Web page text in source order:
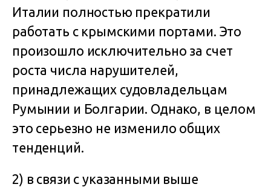
Италии полностью прекратили
работать с крымскими портами. Это
произошло исключительно за счет
роста числа нарушителей,
принадлежащих судовладельцам
Румынии и Болгарии. Однако, в целом
это серьезно не изменило общих
тенденций.
2) в связи с указанными выше